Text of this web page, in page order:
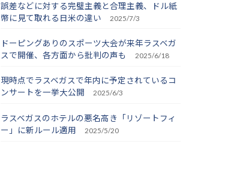
誤差などに対する完璧主義と合理主義、ドル紙
幣に見て取れる日米の違い
2025/7/3
ドーピングありのスポーツ大会が来年ラスベガ
スで開催、各方面から批判の声も
2025/6/18
現時点でラスベガスで年内に予定されているコ
ンサートを一挙大公開
2025/6/3
ラスベガスのホテルの悪名高き「リゾートフィ
ー」に新ルール適用
2025/5/20